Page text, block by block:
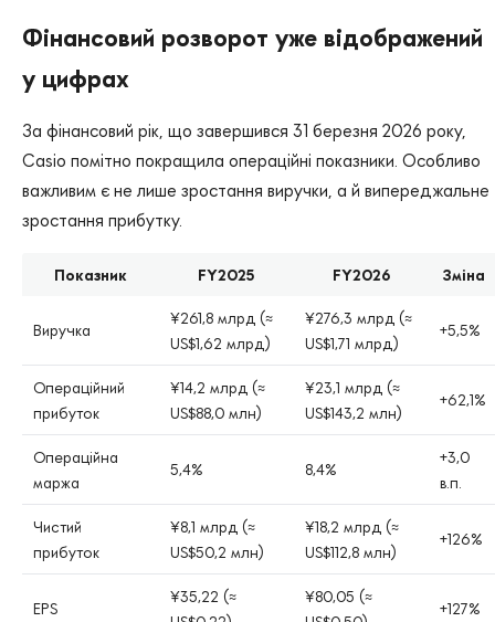
Фінансовий розворот уже відображений
у цифрах
За фінансовий рік, що завершився 31 березня 2026 року,
Casio помітно покращила операційні показники. Особливо
важливим є не лише зростання виручки, а й випереджальне
зростання прибутку.
Показник FY2025 FY2026 Зміна
Виручка
¥261,8 млрд (≈
US$1,62 млрд)
¥276,3 млрд (≈
US$1,71 млрд)
+5,5%
Операційний
прибуток
¥14,2 млрд (≈
US$88,0 млн)
¥23,1 млрд (≈
US$143,2 млн)
+62,1%
Операційна
маржа
5,4% 8,4%
+3,0
в.п.
Чистий
прибуток
¥8,1 млрд (≈
US$50,2 млн)
¥18,2 млрд (≈
US$112,8 млн)
+126%
EPS
¥35,22 (≈
¥80,05 (≈
+127%